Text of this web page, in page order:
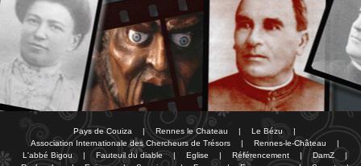
Pays de Couiza | Rennes le Chateau | Le Bézu
|
Association Internationale des Chercheurs de Trésors
| Rennes-le-Château
|
L'abbé Bigou
| Fauteuil du diable | Eglise | Référencement | DamZ
|